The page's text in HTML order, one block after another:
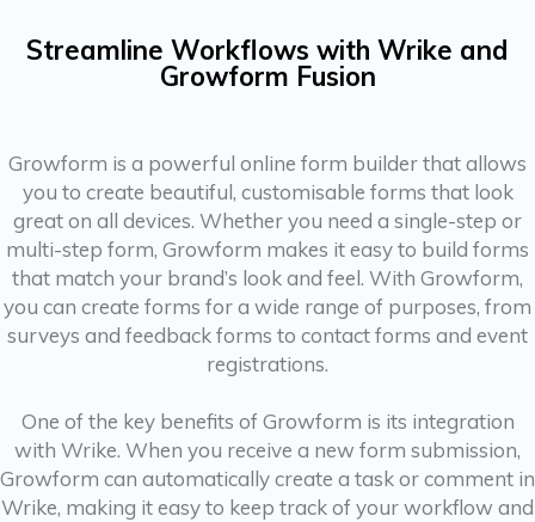
Streamline Workflows with Wrike and
Growform Fusion
Growform is a powerful online form builder that allows
you to create beautiful, customisable forms that look
great on all devices. Whether you need a single-step or
multi-step form, Growform makes it easy to build forms
that match your brand’s look and feel. With Growform,
you can create forms for a wide range of purposes, from
surveys and feedback forms to contact forms and event
registrations.
One of the key benefits of Growform is its integration
with Wrike. When you receive a new form submission,
Growform can automatically create a task or comment in
Wrike, making it easy to keep track of your workflow and